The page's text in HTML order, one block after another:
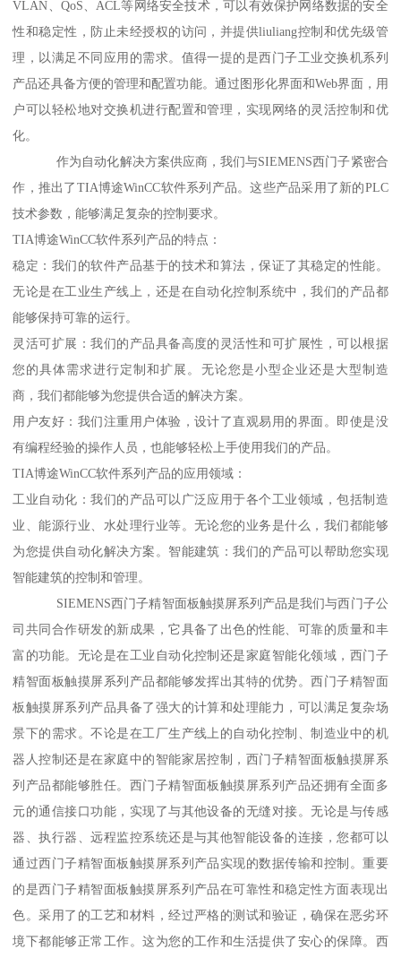
VLAN、QoS、ACL等网络安全技术，可以有效保护网络数据的安全
性和稳定性，防止未经授权的访问，并提供liuliang控制和优先级管
理，以满足不同应用的需求。值得一提的是西门子工业交换机系列
产品还具备方便的管理和配置功能。通过图形化界面和Web界面，用
户可以轻松地对交换机进行配置和管理，实现网络的灵活控制和优
化。
作为自动化解决方案供应商，我们与SIEMENS西门子紧密合
作，推出了TIA博途WinCC软件系列产品。这些产品采用了新的PLC
技术参数，能够满足复杂的控制要求。
TIA博途WinCC软件系列产品的特点：
稳定：我们的软件产品基于的技术和算法，保证了其稳定的性能。
无论是在工业生产线上，还是在自动化控制系统中，我们的产品都
能够保持可靠的运行。
灵活可扩展：我们的产品具备高度的灵活性和可扩展性，可以根据
您的具体需求进行定制和扩展。无论您是小型企业还是大型制造
商，我们都能够为您提供合适的解决方案。
用户友好：我们注重用户体验，设计了直观易用的界面。即使是没
有编程经验的操作人员，也能够轻松上手使用我们的产品。
TIA博途WinCC软件系列产品的应用领域：
工业自动化：我们的产品可以广泛应用于各个工业领域，包括制造
业、能源行业、水处理行业等。无论您的业务是什么，我们都能够
为您提供自动化解决方案。智能建筑：我们的产品可以帮助您实现
智能建筑的控制和管理。
SIEMENS西门子精智面板触摸屏系列产品是我们与西门子公
司共同合作研发的新成果，它具备了出色的性能、可靠的质量和丰
富的功能。无论是在工业自动化控制还是家庭智能化领域，西门子
精智面板触摸屏系列产品都能够发挥出其特的优势。西门子精智面
板触摸屏系列产品具备了强大的计算和处理能力，可以满足复杂场
景下的需求。不论是在工厂生产线上的自动化控制、制造业中的机
器人控制还是在家庭中的智能家居控制，西门子精智面板触摸屏系
列产品都能够胜任。西门子精智面板触摸屏系列产品还拥有全面多
元的通信接口功能，实现了与其他设备的无缝对接。无论是与传感
器、执行器、远程监控系统还是与其他智能设备的连接，您都可以
通过西门子精智面板触摸屏系列产品实现的数据传输和控制。重要
的是西门子精智面板触摸屏系列产品在可靠性和稳定性方面表现出
色。采用了的工艺和材料，经过严格的测试和验证，确保在恶劣环
境下都能够正常工作。这为您的工作和生活提供了安心的保障。西